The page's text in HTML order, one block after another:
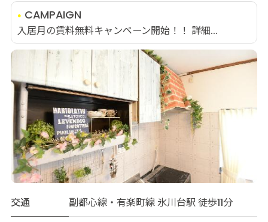
CAMPAIGN
入居月の賃料無料キャンペーン開始！！ 詳細...
交通
副都心線・有楽町線 氷川台駅 徒歩11分